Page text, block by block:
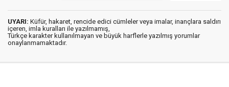
UYARI: Küfür, hakaret, rencide edici cümleler veya imalar, inançlara saldırı
içeren, imla kuralları ile yazılmamış,
Türkçe karakter kullanılmayan ve büyük harflerle yazılmış yorumlar
onaylanmamaktadır.